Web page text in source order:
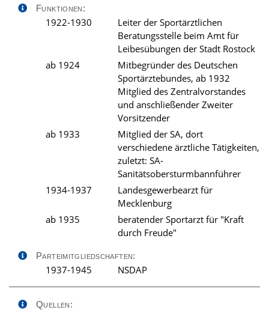
Funktionen:
1922-1930
Leiter der Sportärztlichen
Beratungsstelle beim Amt für
Leibesübungen der Stadt Rostock
ab 1924
Mitbegründer des Deutschen
Sportärztebundes, ab 1932
Mitglied des Zentralvorstandes
und anschließender Zweiter
Vorsitzender
ab 1933
Mitglied der SA, dort
verschiedene ärztliche Tätigkeiten,
zuletzt: SA-
Sanitätsobersturmbannführer
1934-1937
Landesgewerbearzt für
Mecklenburg
ab 1935
beratender Sportarzt für "Kraft
durch Freude"
Parteimitgliedschaften:
1937-1945 NSDAP
Quellen: